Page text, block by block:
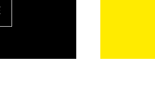
prise de conscience majeure dans
privilégier le profit au détriment des
de plus en plus nombreuses à